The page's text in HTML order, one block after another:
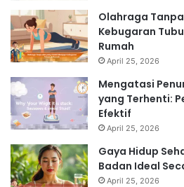
Olahraga
Kebugaran
Rumah
April 25, 2026
Mengatasi
yang Terhenti:
Efektif
April 25, 2026
Gaya Hidup
Badan Ideal
April 25, 2026